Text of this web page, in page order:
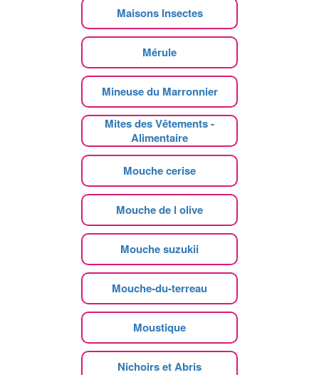
Maisons Insectes
Mérule
Mineuse du Marronnier
Mites des Vêtements -
Alimentaire
Mouche cerise
Mouche de l olive
Mouche suzukii
Mouche-du-terreau
Moustique
Nichoirs et Abris